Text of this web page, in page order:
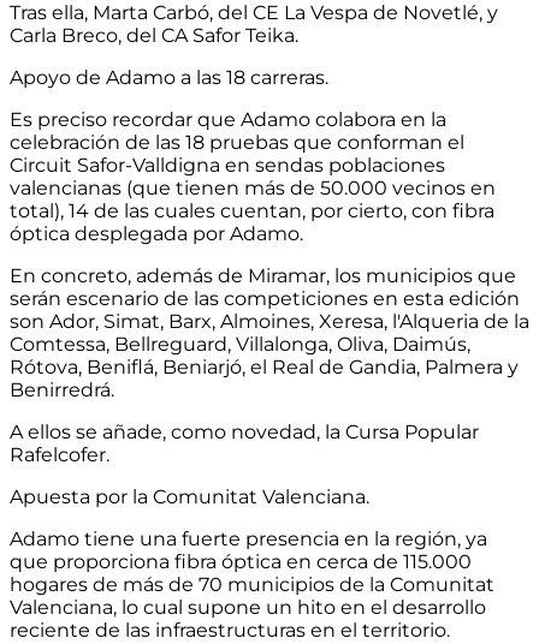
Tras ella, Marta Carbó, del CE La Vespa de Novetlé, y
Carla Breco, del CA Safor Teika.
Apoyo de Adamo a las 18 carreras.
Es preciso recordar que Adamo colabora en la
celebración de las 18 pruebas que conforman el
Circuit Safor-Valldigna en sendas poblaciones
valencianas (que tienen más de 50.000 vecinos en
total), 14 de las cuales cuentan, por cierto, con fibra
óptica desplegada por Adamo.
En concreto, además de Miramar, los municipios que
serán escenario de las competiciones en esta edición
son Ador, Simat, Barx, Almoines, Xeresa, l'Alqueria de la
Comtessa, Bellreguard, Villalonga, Oliva, Daimús,
Rótova, Beniflá, Beniarjó, el Real de Gandia, Palmera y
Benirredrá.
A ellos se añade, como novedad, la Cursa Popular
Rafelcofer.
Apuesta por la Comunitat Valenciana.
Adamo tiene una fuerte presencia en la región, ya
que proporciona fibra óptica en cerca de 115.000
hogares de más de 70 municipios de la Comunitat
Valenciana, lo cual supone un hito en el desarrollo
reciente de las infraestructuras en el territorio.